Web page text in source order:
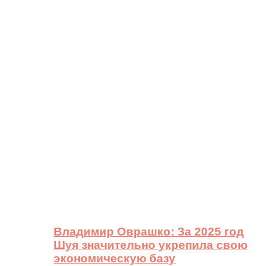
Владимир Оврашко: За 2025 год
Шуя значительно укрепила свою
экономическую базу